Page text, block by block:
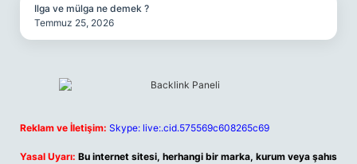
Ilga ve mülga ne demek ?
Temmuz 25, 2026
Reklam ve İletişim: Skype: live:.cid.575569c608265c69
Yasal Uyarı: Bu internet sitesi, herhangi bir marka, kurum veya şahıs